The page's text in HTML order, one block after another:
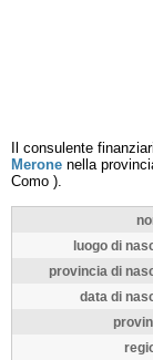
Il consulente
Merone nella
Como ).
luogo di
provincia di
data di